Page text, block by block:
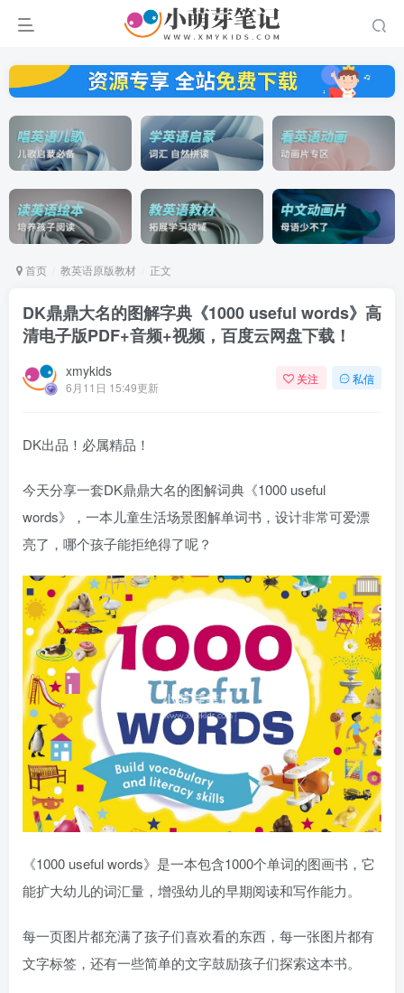
首页 教英语原版教材 正文
DK鼎鼎大名的图解字典《1000 useful words》高
清电子版PDF+音频+视频，百度云网盘下载！
xmykids
6月11日 15:49更新
关注 私信
DK出品！必属精品！
今天分享一套DK鼎鼎大名的图解词典《1000 useful
words》，一本儿童生活场景图解单词书，设计非常可爱漂
亮了，哪个孩子能拒绝得了呢？
《1000 useful words》是一本包含1000个单词的图画书，它
能扩大幼儿的词汇量，增强幼儿的早期阅读和写作能力。
每一页图片都充满了孩子们喜欢看的东西，每一张图片都有
文字标签，还有一些简单的文字鼓励孩子们探索这本书。